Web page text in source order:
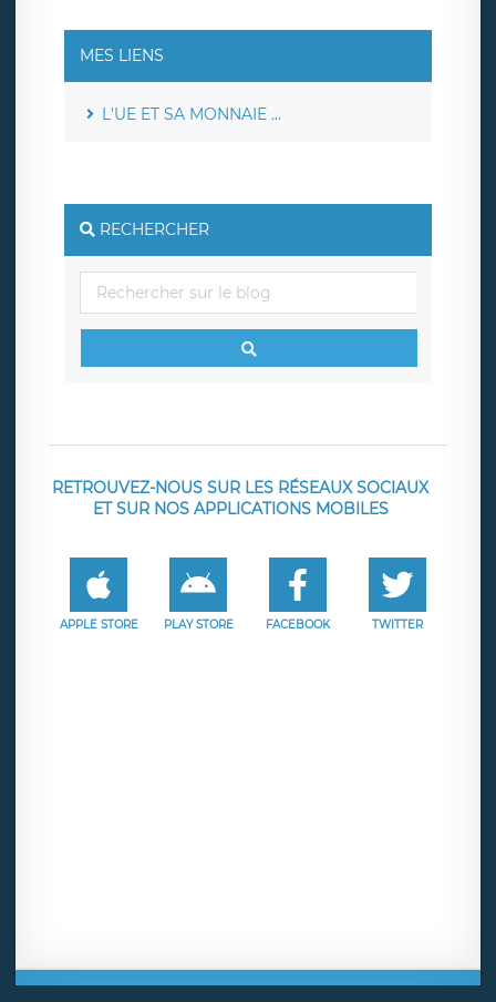
MES LIENS
L'UE ET SA MONNAIE ...
RECHERCHER
RETROUVEZ-NOUS SUR LES RÉSEAUX SOCIAUX
ET SUR NOS APPLICATIONS MOBILES
APPLE STORE PLAY STORE FACEBOOK TWITTER